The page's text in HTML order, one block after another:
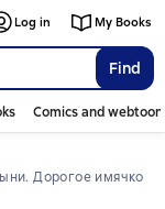
Find
Log in My Books
Comics and
Дорогое имячко